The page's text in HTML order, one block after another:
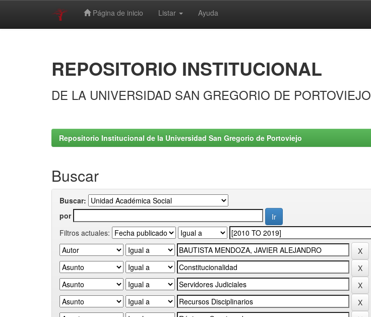
Página de inicio Listar Ayuda
REPOSITORIO INSTITUCIONAL
DE LA UNIVERSIDAD SAN GREGORIO DE PORTOVIEJO
Repositorio Institucional de la Universidad San Gregorio de Portoviejo
Buscar
Buscar:
por
Filtros actuales: